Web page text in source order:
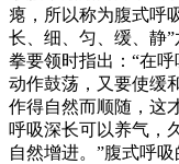
瘪，所以称为腹式呼
长、细、匀、缓、静
拳要领时指出：“在
动作鼓荡，又要使缓
作得自然而顺随，这
呼吸深长可以养气，
自然增进。”腹式呼